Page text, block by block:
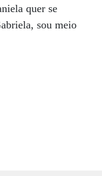
quer se
sou meio